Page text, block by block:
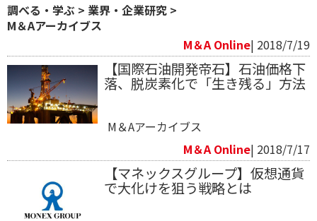
調べる・学ぶ > 業界・企業研究 >
M＆Aアーカイブス
M＆A Online| 2018/7/19
【国際石油開発帝石】石油価格下
落、脱炭素化で「生き残る」方法
M＆Aアーカイブス
M＆A Online| 2018/7/17
【マネックスグループ】仮想通貨
で大化けを狙う戦略とは